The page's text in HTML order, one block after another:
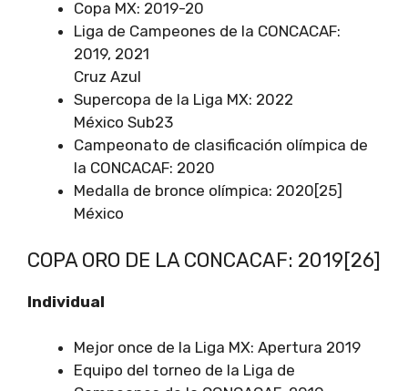
Copa MX: 2019-20
Liga de Campeones de la CONCACAF:
2019, 2021
Cruz Azul
Supercopa de la Liga MX: 2022
México Sub23
Campeonato de clasificación olímpica de
la CONCACAF: 2020
Medalla de bronce olímpica: 2020[25]
México
COPA ORO DE LA CONCACAF: 2019[26]
Individual
Mejor once de la Liga MX: Apertura 2019
Equipo del torneo de la Liga de